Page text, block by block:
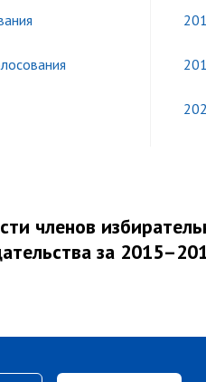
членов
за